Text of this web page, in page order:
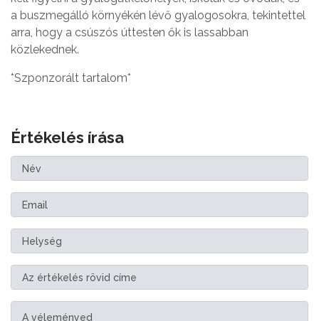
a buszmegálló környékén lévő gyalogosokra, tekintettel
arra, hogy a csúszós úttesten ők is lassabban
közlekednek.
*Szponzorált tartalom*
Értékelés írása